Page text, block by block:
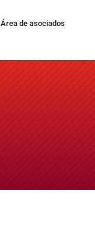
Área de asociados